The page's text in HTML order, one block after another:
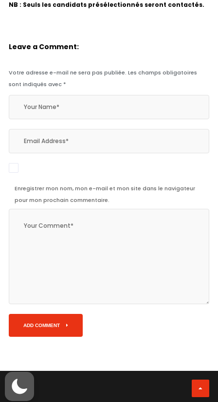
NB : Seuls les candidats présélectionnés seront contactés.
Leave a Comment:
Votre adresse e-mail ne sera pas publiée. Les champs obligatoires
sont indiqués avec *
Enregistrer mon nom, mon e-mail et mon site dans le navigateur
pour mon prochain commentaire.
ADD COMMENT